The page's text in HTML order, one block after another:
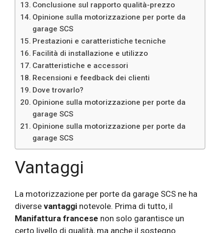
Conclusione sul rapporto qualità-prezzo
Opinione sulla motorizzazione per porte da
garage SCS
Prestazioni e caratteristiche tecniche
Facilità di installazione e utilizzo
Caratteristiche e accessori
Recensioni e feedback dei clienti
Dove trovarlo?
Opinione sulla motorizzazione per porte da
garage SCS
Opinione sulla motorizzazione per porte da
garage SCS
Vantaggi
La motorizzazione per porte da garage SCS ne ha
diverse vantaggi notevole. Prima di tutto, il
Manifattura francese non solo garantisce un
certo livello di qualità, ma anche il sostegno